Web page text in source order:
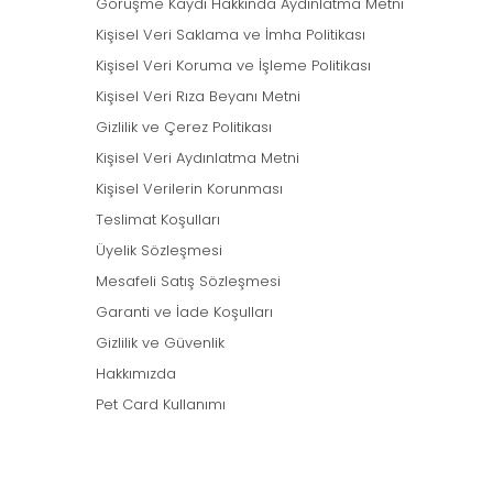
Kişisel Veri Saklama ve İmha Politikası
Kişisel Veri Koruma ve İşleme Politikası
Kişisel Veri Rıza Beyanı Metni
Gizlilik ve Çerez Politikası
Kişisel Veri Aydınlatma Metni
Kişisel Verilerin Korunması
Teslimat Koşulları
Üyelik Sözleşmesi
Mesafeli Satış Sözleşmesi
Garanti ve İade Koşulları
Gizlilik ve Güvenlik
Hakkımızda
Pet Card Kullanımı